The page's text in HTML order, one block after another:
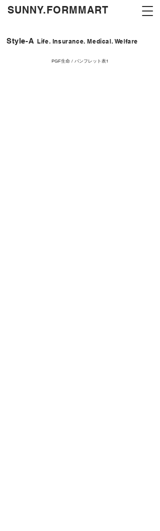
​SUNNY.FORMMART
Style-A Life. Insurance. Medical. Welfare
PGF生命 / パンフレット表1